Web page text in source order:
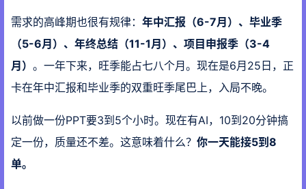
需求的高峰期也很有规律： 年中汇报（6-7月）、毕业季
（5-6月）、年终总结（11-1月）、项目申报季（3-4
月） 。一年下来，旺季能占七八个月。现在是6月25日，正
卡在年中汇报和毕业季的双重旺季尾巴上，入局不晚。
以前做一份PPT要3到5个小时。现在有AI，10到20分钟搞
定一份，质量还不差。这意味着什么？ 你一天能接5到8
单。